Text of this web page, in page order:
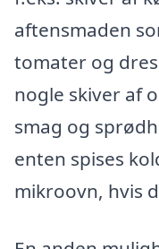
aftensmaden
tomater og
nogle skiver af
smag og
enten spises
mikroovn, hvis